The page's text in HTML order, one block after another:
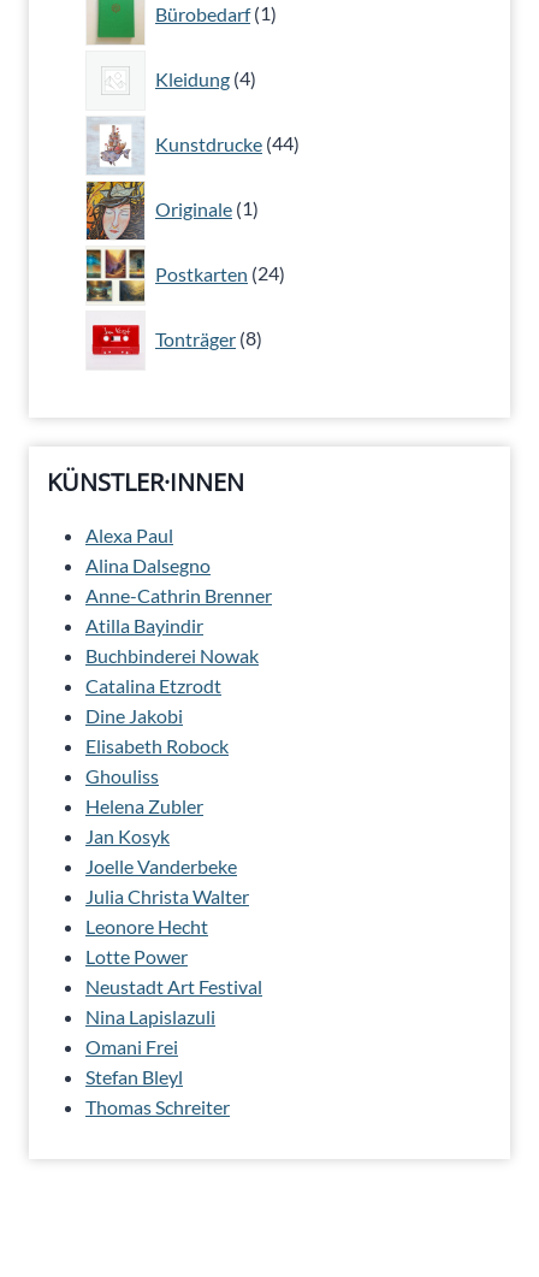
Bürobedarf 1
Produkt
Kleidung 4
Produkte
Kunstdrucke 44
Produkte
Originale 1
Produkt
Postkarten 24
Produkte
Tonträger 8
Produkte
KÜNSTLER·INNEN
Alexa Paul
Alina Dalsegno
Anne-Cathrin Brenner
Atilla Bayindir
Buchbinderei Nowak
Catalina Etzrodt
Dine Jakobi
Elisabeth Robock
Ghouliss
Helena Zubler
Jan Kosyk
Joelle Vanderbeke
Julia Christa Walter
Leonore Hecht
Lotte Power
Neustadt Art Festival
Nina Lapislazuli
Omani Frei
Stefan Bleyl
Thomas Schreiter